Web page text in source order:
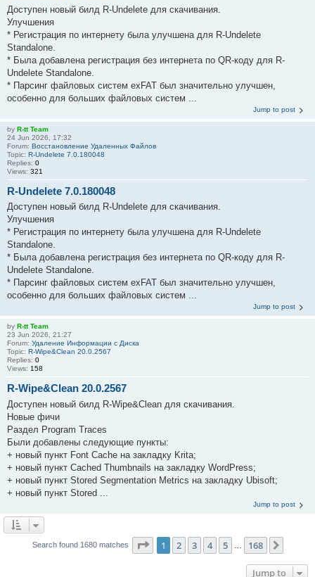
Доступен новый билд R-Undelete для скачивания.
Улучшения
* Регистрация по интернету была улучшена для R-Undelete
Standalone.
* Была добавлена регистрация без интернета по QR-коду для R-
Undelete Standalone.
* Парсинг файловых систем exFAT был значительно улучшен,
особенно для больших файловых систем ...
Jump to post
by R-tt Team
24 Jun 2026, 17:32
Forum: Восстановление Удаленных Файлов
Topic: R-Undelete 7.0.180048
Replies: 0
Views: 321
R-Undelete 7.0.180048
Доступен новый билд R-Undelete для скачивания.
Улучшения
* Регистрация по интернету была улучшена для R-Undelete
Standalone.
* Была добавлена регистрация без интернета по QR-коду для R-
Undelete Standalone.
* Парсинг файловых систем exFAT был значительно улучшен,
особенно для больших файловых систем ...
Jump to post
by R-tt Team
23 Jun 2026, 21:27
Forum: Удаление Информации с Диска
Topic: R-Wipe&Clean 20.0.2567
Replies: 0
Views: 158
R-Wipe&Clean 20.0.2567
Доступен новый билд R-Wipe&Clean для скачивания.
Новые фичи
Раздел Program Traces
Были добавлены следующие пункты:
+ новый пункт Font Cache на закладку Krita;
+ новый пункт Cached Thumbnails на закладку WordPress;
+ новый пункт Stored Segmentation Metrics на закладку Ubisoft;
+ новый пункт Stored ...
Jump to post
Search found 1680 matches Page 1of 168
1 2 3 4 5 168
Jump to